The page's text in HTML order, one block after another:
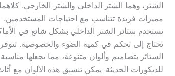
الشتر، وهما الشتر الداخلي والشتر الخارجي.
مميزات فريدة تتناسب مع احتياجات المستخدمين.
تستخدم ستائر الشتر الداخلي بشكل شائع في
تحتاج إلى تحكم في كمية الضوء والخصوصية.
الستائر بتصاميم وألوان متنوعة، مما يجعلها مناسبة
للديكورات الحديثة. يمكن تنسيق هذه الألوان مع